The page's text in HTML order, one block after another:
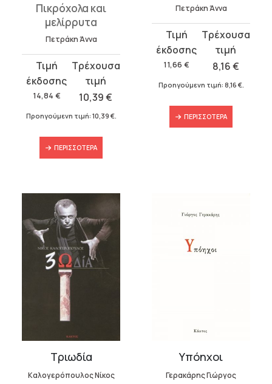
Πικρόχολα και
μελίρρυτα
Πετράκη Άννα
14,84 €
Original
price
was:
14,84 €.
10,39€
τρέχουσα
τιμή
είναι:
Προηγούμενη τιμή: 10,39 €.
ΠΕΡΙΣΣΌΤΕΡΑ
Πετράκη Άννα
11,66 €
Original
price
was:
11,66 €.
8,16€
τρέχουσα
τιμή
είναι:
Προηγούμενη τιμή: 8,16 €.
ΠΕΡΙΣΣΌΤΕΡΑ
Τριωδία
Καλογερόπουλος Νίκος
Υπόηχοι
Γερακάρης Γιώργος